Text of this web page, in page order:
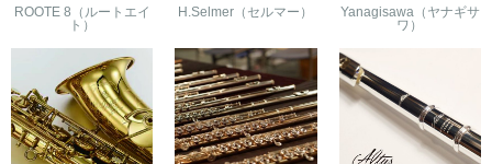
ROOTE 8（ルートエイ
ト）
H.Selmer（セルマー）
Yanagisawa（ヤナギサ
ワ）